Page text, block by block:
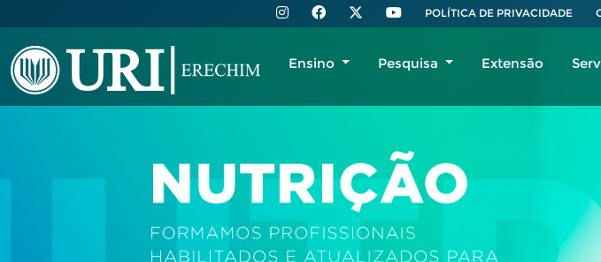
Ensino Pesquisa Extensão
POLÍTICA DE PRIVACIDADE